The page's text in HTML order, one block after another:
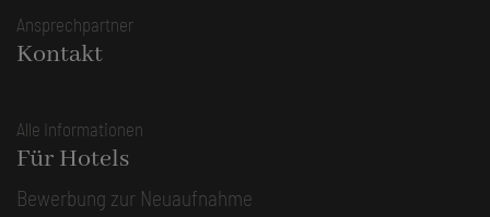
Ansprechpartner
Kontakt
Alle Informationen
Für Hotels
Bewerbung zur Neuaufnahme